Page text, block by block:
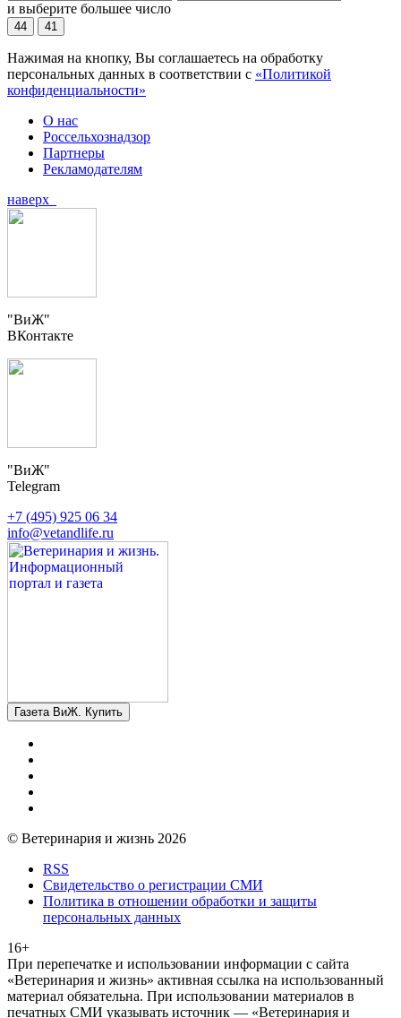
и выберите большее число
44 41
Нажимая на кнопку, Вы соглашаетесь на обработку
персональных данных в соответствии с «Политикой
конфиденциальности»
О нас
Россельхознадзор
Партнеры
Рекламодателям
наверх
"ВиЖ"
ВКонтакте
"ВиЖ"
Telegram
+7 (495) 925 06 34
info@vetandlife.ru
Газета ВиЖ. Купить
© Ветеринария и жизнь 2026
RSS
Свидетельство о регистрации СМИ
Политика в отношении обработки и защиты
персональных данных
16+
При перепечатке и использовании информации с сайта
«Ветеринария и жизнь» активная ссылка на использованный
материал обязательна. При использовании материалов в
печатных СМИ указывать источник — «Ветеринария и